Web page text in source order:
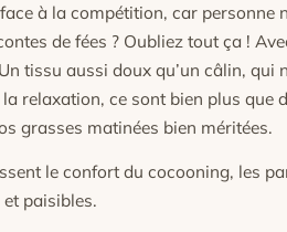
à la compétition, car personne
de fées ? Oubliez tout ça !
tissu aussi doux qu’un câlin, qui
relaxation, ce sont bien plus que
grasses matinées bien méritées.
le confort du cocooning, les
paisibles.